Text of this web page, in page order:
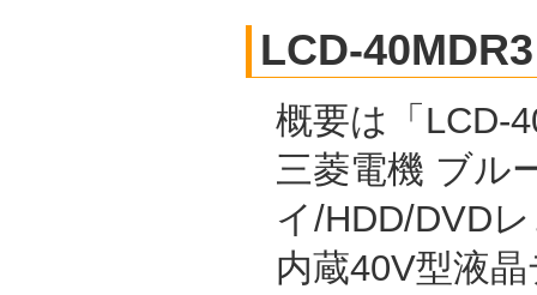
LCD-40MDR3
概要は「LCD-
三菱電機 ブル
イ/HDD/DVD
内蔵40V型液